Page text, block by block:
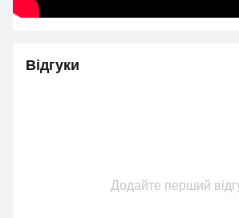
Відгуки
Додайте перший